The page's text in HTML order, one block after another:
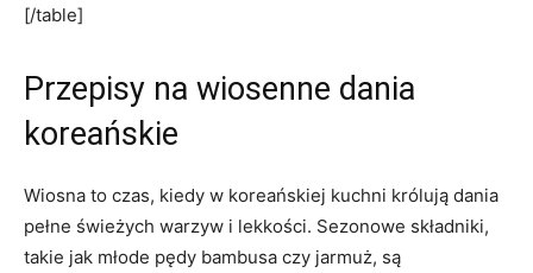
[/table]
Przepisy na wiosenne dania
‌koreańskie
Wiosna to czas, kiedy ‌w koreańskiej kuchni królują dania
pełne świeżych warzyw i ⁢lekkości. Sezonowe składniki,
takie‍ jak młode pędy bambusa czy⁢ jarmuż, są